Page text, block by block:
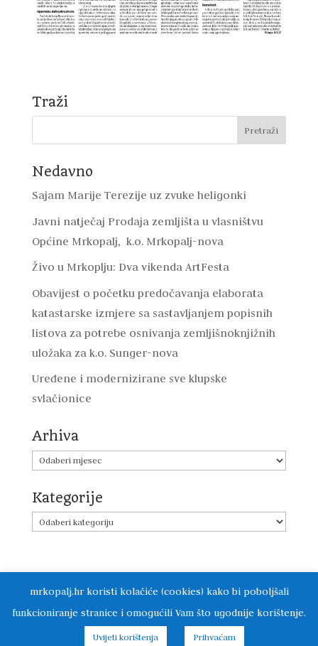
Traži
Nedavno
Sajam Marije Terezije uz zvuke heligonki
Javni natječaj Prodaja zemljišta u vlasništvu
Općine Mrkopalj, k.o. Mrkopalj-nova
Živo u Mrkoplju: Dva vikenda ArtFesta
Obavijest o početku predočavanja elaborata
katastarske izmjere sa sastavljanjem popisnih
listova za potrebe osnivanja zemljišnoknjižnih
uložaka za k.o. Sunger-nova
Uređene i modernizirane sve klupske
svlačionice
Arhiva
Arhiva
Kategorije
Kategorije
Općina Mrkopalj // 2019 // Izrada i održavanje:
Foto studio "Magdalena" Delnice
mrkopalj.hr koristi kolačiće (cookies) kako bi poboljšali
funkcioniranje stranice i omogućili Vam što ugodnije korištenje.
Uvijeti korištenja Prihvaćam